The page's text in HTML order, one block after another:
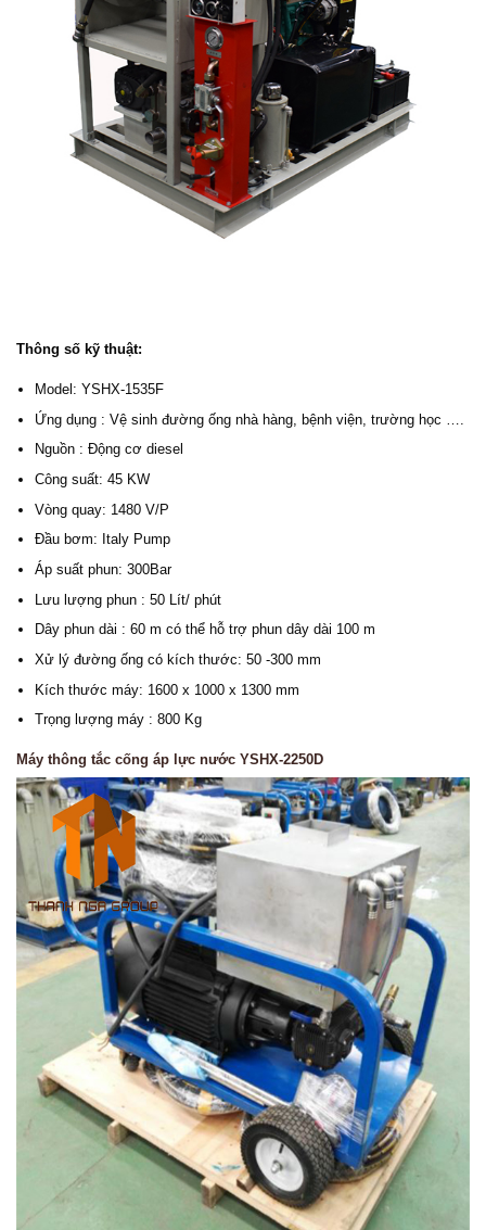
Thông số kỹ thuật:
Model: YSHX-1535F
Ứng dụng : Vệ sinh đường ống nhà hàng, bệnh viện, trường học ….
Nguồn : Động cơ diesel
Công suất: 45 KW
Vòng quay: 1480 V/P
Đầu bơm: Italy Pump
Áp suất phun: 300Bar
Lưu lượng phun : 50 Lít/ phút
Dây phun dài : 60 m có thể hỗ trợ phun dây dài 100 m
Xử lý đường ống có kích thước: 50 -300 mm
Kích thước máy: 1600 x 1000 x 1300 mm
Trọng lượng máy : 800 Kg
Máy thông tắc cống áp lực nước YSHX-2250D